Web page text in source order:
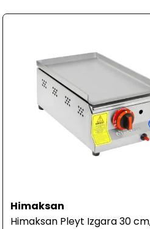
Himaksan
Himaksan Pleyt Izgara 30